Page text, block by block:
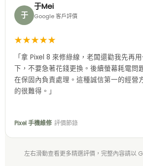
于
于Mei
Google 客戶評價
★★★★★
「拿 Pixel 8 來修綠線，老闆還勸我先再
下，不要急著花錢更換。後續螢幕耗電問
在保固內負責處理。這種誠信第一的經營
的很難得。」
Pixel 手機維修 評價節錄
左右滑動查看更多精選評價，完整內容請以